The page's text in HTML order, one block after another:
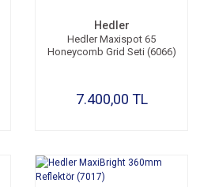
Hedler
Hedler Maxispot 65
Honeycomb Grid Seti (6066)
7.400,00 TL